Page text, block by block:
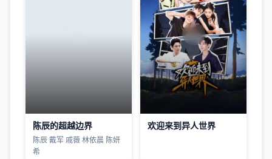
陈辰的超越边界
陈辰 戴军 戚薇 林依晨 陈妍
希
欢迎来到异人世界